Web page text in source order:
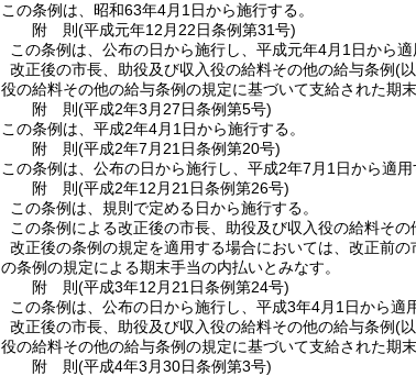
この条例は、昭和63年4月1日から施行する。
附 則(平成元年12月22日条例第31号)
この条例は、公布の日から施行し、平成元年4月1日から適
改正後の市長、助役及び収入役の給料その他の給与条例(
役の給料その他の給与条例の規定に基づいて支給された期
附 則(平成2年3月27日条例第5号)
この条例は、平成2年4月1日から施行する。
附 則(平成2年7月21日条例第20号)
この条例は、公布の日から施行し、平成2年7月1日から適用
附 則(平成2年12月21日条例第26号)
この条例は、規則で定める日から施行する。
この条例による改正後の市長、助役及び収入役の給料その
改正後の条例の規定を適用する場合においては、改正前
の条例の規定による期末手当の内払いとみなす。
附 則(平成3年12月21日条例第24号)
この条例は、公布の日から施行し、平成3年4月1日から適
改正後の市長、助役及び収入役の給料その他の給与条例(
役の給料その他の給与条例の規定に基づいて支給された期
附 則(平成4年3月30日条例第3号)